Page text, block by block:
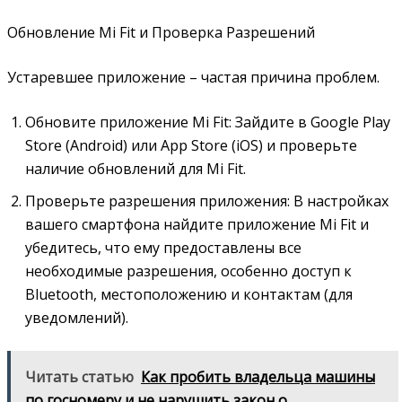
Обновление Mi Fit и Проверка Разрешений
Устаревшее приложение – частая причина проблем.
Обновите приложение Mi Fit: Зайдите в Google Play
Store (Android) или App Store (iOS) и проверьте
наличие обновлений для Mi Fit.
Проверьте разрешения приложения: В настройках
вашего смартфона найдите приложение Mi Fit и
убедитесь, что ему предоставлены все
необходимые разрешения, особенно доступ к
Bluetooth, местоположению и контактам (для
уведомлений).
Читать статью Как пробить владельца машины